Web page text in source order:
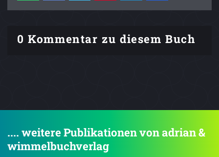
0 Kommentar zu diesem Buch
.... weitere Publikationen von adrian &
wimmelbuchverlag